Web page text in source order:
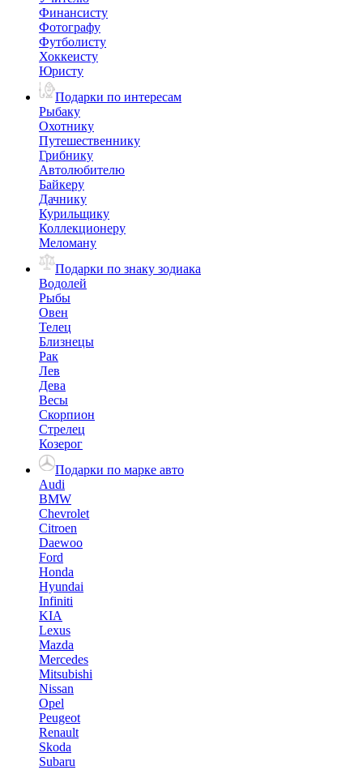
Финансисту
Фотографу
Футболисту
Хоккеисту
Юристу
Подарки по интересам
Рыбаку
Охотнику
Путешественнику
Грибнику
Автолюбителю
Байкеру
Дачнику
Курильщику
Коллекционеру
Меломану
Подарки по знаку зодиака
Водолей
Рыбы
Овен
Телец
Близнецы
Рак
Лев
Дева
Весы
Скорпион
Стрелец
Козерог
Подарки по марке авто
Audi
BMW
Chevrolet
Citroen
Daewoo
Ford
Honda
Hyundai
Infiniti
KIA
Lexus
Mazda
Mercedes
Mitsubishi
Nissan
Opel
Peugeot
Renault
Skoda
Subaru